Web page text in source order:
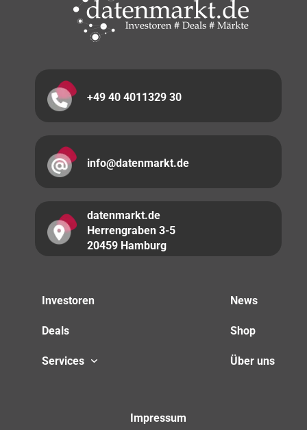
+49 40 4011329 30
info@datenmarkt.de
datenmarkt.de
Herrengraben 3-5
20459 Hamburg
Investoren
Deals
Services
News
Shop
Über uns
Impressum